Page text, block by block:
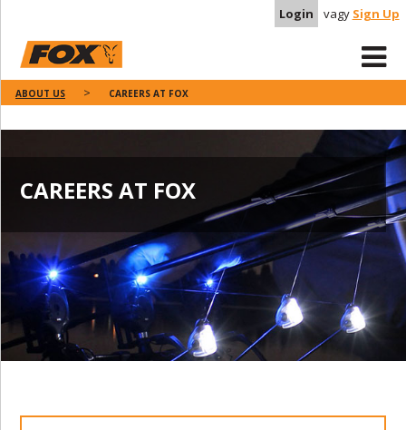
Login vagy Sign Up
ABOUT US CAREERS AT FOX
CAREERS AT FOX